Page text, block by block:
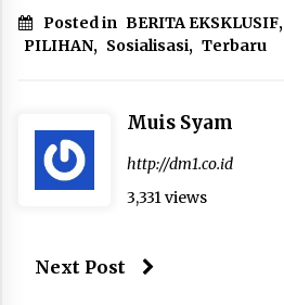
Posted in BERITA EKSKLUSIF,
PILIHAN, Sosialisasi, Terbaru
Muis Syam
http://dm1.co.id
3,331 views
Next Post